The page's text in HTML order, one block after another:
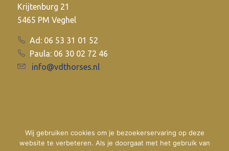
Krijtenburg 21
5465 PM Veghel
Ad: 06 53 31 01 52
Paula: 06 30 02 72 46
info@vdthorses.nl
Wij gebruiken cookies om je bezoekerservaring op deze
website te verbeteren. Als je doorgaat met het gebruik van